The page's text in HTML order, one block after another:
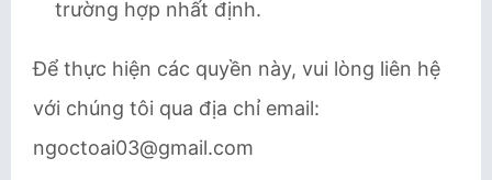
trường hợp nhất định.
Để thực hiện các quyền này, vui lòng liên hệ
với chúng tôi qua địa chỉ email:
ngoctoai03@gmail.com